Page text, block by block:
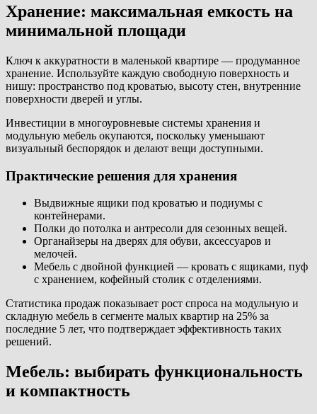
Хранение: максимальная емкость на
минимальной площади
Ключ к аккуратности в маленькой квартире — продуманное
хранение. Используйте каждую свободную поверхность и
нишу: пространство под кроватью, высоту стен, внутренние
поверхности дверей и углы.
Инвестиции в многоуровневые системы хранения и
модульную мебель окупаются, поскольку уменьшают
визуальный беспорядок и делают вещи доступными.
Практические решения для хранения
Выдвижные ящики под кроватью и подиумы с
контейнерами.
Полки до потолка и антресоли для сезонных вещей.
Органайзеры на дверях для обуви, аксессуаров и
мелочей.
Мебель с двойной функцией — кровать с ящиками, пуф
с хранением, кофейный столик с отделениями.
Статистика продаж показывает рост спроса на модульную и
складную мебель в сегменте малых квартир на 25% за
последние 5 лет, что подтверждает эффективность таких
решений.
Мебель: выбирать функциональность
и компактность